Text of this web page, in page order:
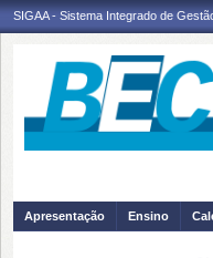
SIGAA - Sistema Integrado de
Apresentação Ensino